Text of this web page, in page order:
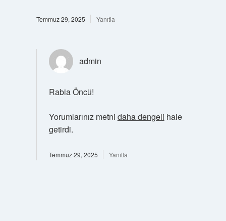
Temmuz 29, 2025 Yanıtla
admin
Rabia Öncü!
Yorumlarınız metni daha dengeli hale
getirdi.
Temmuz 29, 2025 Yanıtla